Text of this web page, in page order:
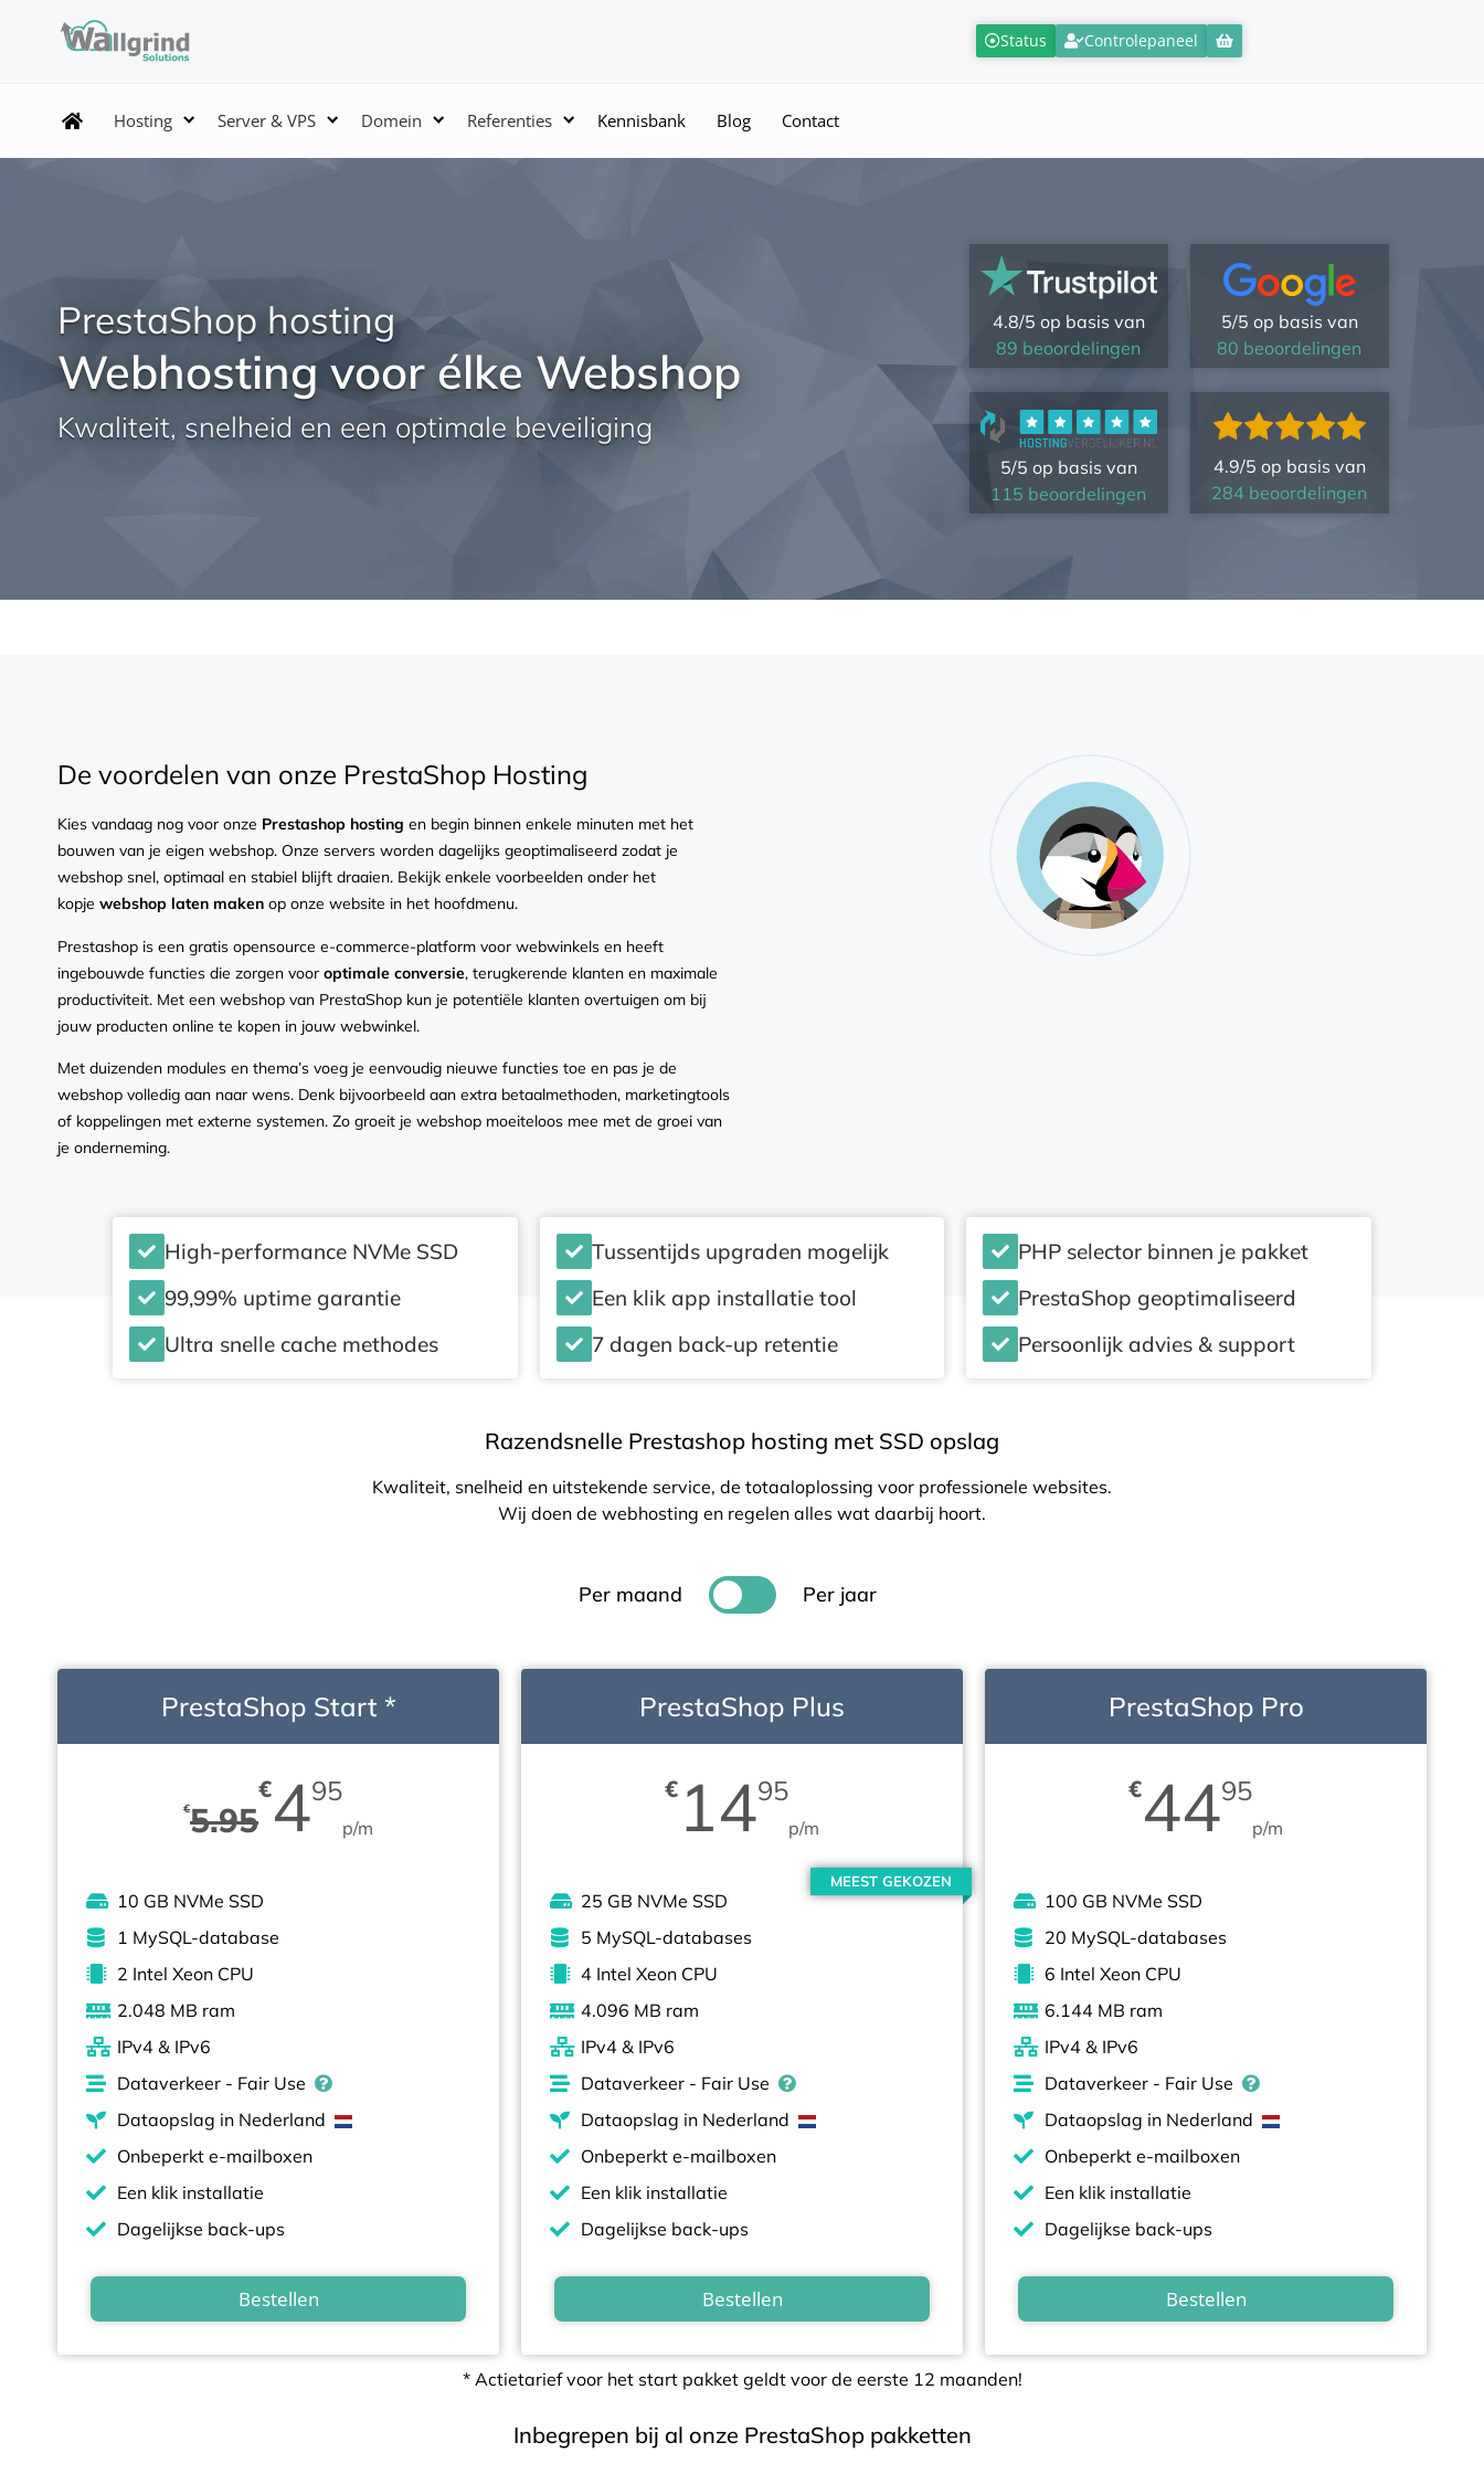
Status Controlepaneel
Hosting Server & VPS Domein Referenties Kennisbank Blog Contact
PrestaShop hosting
Webhosting voor élke Webshop
Kwaliteit, snelheid en een optimale beveiliging
4.8/5 op basis van
89 beoordelingen
5/5 op basis van
80 beoordelingen
5/5 op basis van
115 beoordelingen
4.9/5 op basis van
284 beoordelingen
De voordelen van onze PrestaShop Hosting
Kies vandaag nog voor onze Prestashop hosting en begin binnen enkele minuten met het
bouwen van je eigen webshop. Onze servers worden dagelijks geoptimaliseerd zodat je
webshop snel, optimaal en stabiel blijft draaien. Bekijk enkele voorbeelden onder het
kopje webshop laten maken op onze website in het hoofdmenu.
Prestashop is een gratis opensource e-commerce-platform voor webwinkels en heeft
ingebouwde functies die zorgen voor optimale conversie, terugkerende klanten en maximale
productiviteit. Met een webshop van PrestaShop kun je potentiële klanten overtuigen om bij
jouw producten online te kopen in jouw webwinkel.
Met duizenden modules en thema’s voeg je eenvoudig nieuwe functies toe en pas je de
webshop volledig aan naar wens. Denk bijvoorbeeld aan extra betaalmethoden, marketingtools
of koppelingen met externe systemen. Zo groeit je webshop moeiteloos mee met de groei van
je onderneming.
High-performance NVMe SSD
99,99% uptime garantie
Ultra snelle cache methodes
Tussentijds upgraden mogelijk
Een klik app installatie tool
7 dagen back-up retentie
PHP selector binnen je pakket
PrestaShop geoptimaliseerd
Persoonlijk advies & support
Razendsnelle Prestashop hosting met SSD opslag
Kwaliteit, snelheid en uitstekende service, de totaaloplossing voor professionele websites.
Wij doen de webhosting en regelen alles wat daarbij hoort.
Per maand Per jaar
PrestaShop Start *
€5.95
€495
p/m
10 GB NVMe SSD
1 MySQL-database
2 Intel Xeon CPU
2.048 MB ram
IPv4 & IPv6​​
Dataverkeer - Fair Use
Dataopslag in Nederland
Onbeperkt e-mailboxen
Een klik installatie
Dagelijkse back-ups
Bestellen
PrestaShop Plus
€ 1495
p/m
25 GB NVMe SSD
5 MySQL-databases
4 Intel Xeon CPU
4.096 MB ram
IPv4 & IPv6​​
Dataverkeer - Fair Use
Dataopslag in Nederland
Onbeperkt e-mailboxen
Een klik installatie
Dagelijkse back-ups
Bestellen
MEEST GEKOZEN
PrestaShop Pro
€4495
p/m
100 GB NVMe SSD
20 MySQL-databases
6 Intel Xeon CPU
6.144 MB ram
IPv4 & IPv6​​
Dataverkeer - Fair Use
Dataopslag in Nederland
Onbeperkt e-mailboxen
Een klik installatie
Dagelijkse back-ups
Bestellen
* Actietarief voor het start pakket geldt voor de eerste 12 maanden!
Inbegrepen bij al onze PrestaShop pakketten